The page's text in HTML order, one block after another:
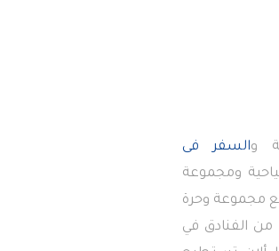
والسفر فى
ومجموعة
مجموعة وحرة
من الفنادق في